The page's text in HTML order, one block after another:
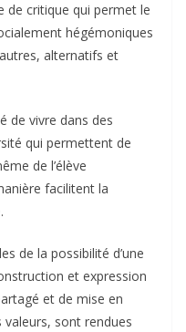
de critique qui permet le
hégémoniques
alternatifs et
de vivre dans des
qui permettent de
de l’élève
facilitent la
de la possibilité d’une
et expression
et de mise en
sont rendues